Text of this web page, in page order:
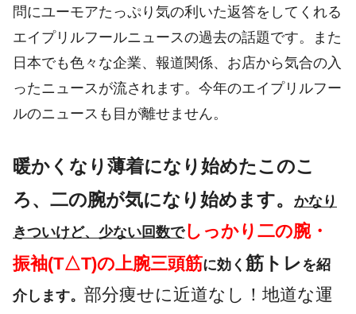
問にユーモアたっぷり気の利いた返答をしてくれる
エイプリルフールニュースの過去の話題です。また
日本でも色々な企業、報道関係、お店から気合の入
ったニュースが流されます。今年のエイプリルフー
ルのニュースも目が離せません。
暖かくなり薄着になり始めたこのこ
ろ、二の腕が気になり始めます。
かなり
きついけど、少ない回数でしっかり二の腕・
振袖(T△T)の上腕三頭筋に効く 筋トレを紹
介します。 部分痩せに近道なし！地道な運